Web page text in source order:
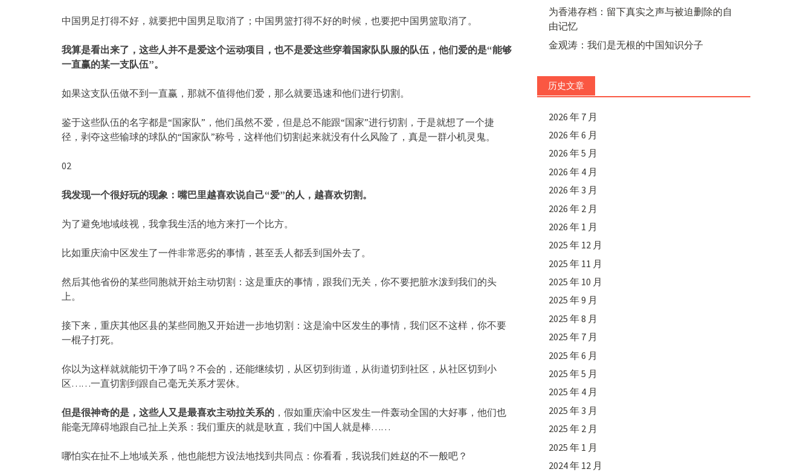
中国男足打得不好，就要把中国男足取消了；中国男篮打得不好的时候，也要把中国男篮取消了。
我算是看出来了，这些人并不是爱这个运动项目，也不是爱这些穿着国家队队服的队伍，他们爱的是“能够
一直赢的某一支队伍”。
如果这支队伍做不到一直赢，那就不值得他们爱，那么就要迅速和他们进行切割。
鉴于这些队伍的名字都是“国家队”，他们虽然不爱，但是总不能跟“国家”进行切割，于是就想了一个捷
径，剥夺这些输球的球队的“国家队”称号，这样他们切割起来就没有什么风险了，真是一群小机灵鬼。
02
我发现一个很好玩的现象：嘴巴里越喜欢说自己“爱”的人，越喜欢切割。
为了避免地域歧视，我拿我生活的地方来打一个比方。
比如重庆渝中区发生了一件非常恶劣的事情，甚至丢人都丢到国外去了。
然后其他省份的某些同胞就开始主动切割：这是重庆的事情，跟我们无关，你不要把脏水泼到我们的头
上。
接下来，重庆其他区县的某些同胞又开始进一步地切割：这是渝中区发生的事情，我们区不这样，你不要
一棍子打死。
你以为这样就就能切干净了吗？不会的，还能继续切，从区切到街道，从街道切到社区，从社区切到小
区……一直切割到跟自己毫无关系才罢休。
但是很神奇的是，这些人又是最喜欢主动拉关系的 ，假如重庆渝中区发生一件轰动全国的大好事，他们也
能毫无障碍地跟自己扯上关系：我们重庆的就是耿直，我们中国人就是棒……
哪怕实在扯不上地域关系，他也能想方设法地找到共同点：你看看，我说我们姓赵的不一般吧？
为香港存档：留下真实之声与被迫删除的自
由记忆
金观涛：我们是无根的中国知识分子
历史文章
2026 年 7 月
2026 年 6 月
2026 年 5 月
2026 年 4 月
2026 年 3 月
2026 年 2 月
2026 年 1 月
2025 年 12 月
2025 年 11 月
2025 年 10 月
2025 年 9 月
2025 年 8 月
2025 年 7 月
2025 年 6 月
2025 年 5 月
2025 年 4 月
2025 年 3 月
2025 年 2 月
2025 年 1 月
2024 年 12 月